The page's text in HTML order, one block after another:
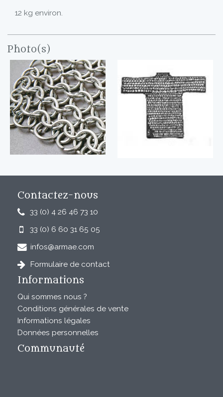
12 kg environ.
Photo(s)
Contactez-nous
33 (0) 4 26 46 73 10
33 (0) 6 60 31 65 05
infos@armae.com
Formulaire de contact
Informations
Qui sommes nous ?
Conditions générales de vente
Informations légales
Données personnelles
Communauté